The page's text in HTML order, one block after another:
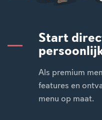
Start
Als premium
features en
menu op maat.